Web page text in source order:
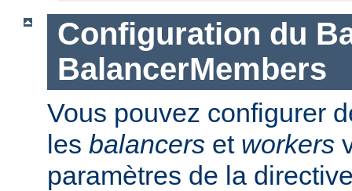
Configuration du
BalancerMembers
Vous pouvez configurer
les balancers et workers
paramètres de la